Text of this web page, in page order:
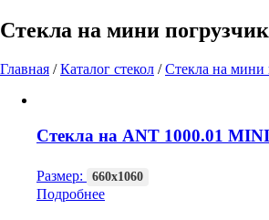
Стекла на мини
Главная /Каталог стекол /Стекла на мини
Стекла на ANT 1000.01 MINI
Размер: 660х1060
Подробнее